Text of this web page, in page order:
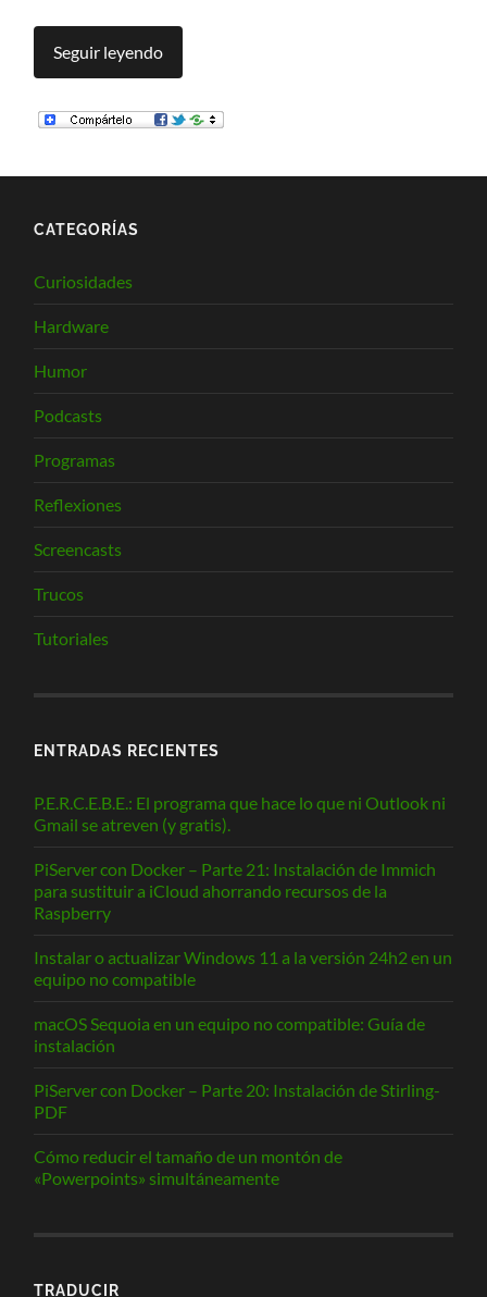
Seguir leyendo
CATEGORÍAS
Curiosidades
Hardware
Humor
Podcasts
Programas
Reflexiones
Screencasts
Trucos
Tutoriales
ENTRADAS RECIENTES
P.E.R.C.E.B.E.: El programa que hace lo que ni Outlook ni
Gmail se atreven (y gratis).
PiServer con Docker – Parte 21: Instalación de Immich
para sustituir a iCloud ahorrando recursos de la
Raspberry
Instalar o actualizar Windows 11 a la versión 24h2 en un
equipo no compatible
macOS Sequoia en un equipo no compatible: Guía de
instalación
PiServer con Docker – Parte 20: Instalación de Stirling-
PDF
Cómo reducir el tamaño de un montón de
«Powerpoints» simultáneamente
TRADUCIR